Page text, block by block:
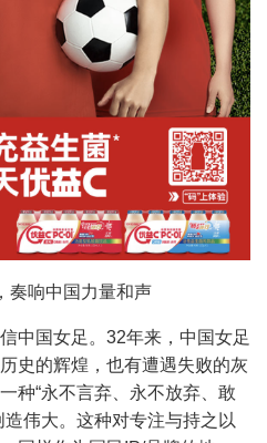
奏响中国力量和声
中国女足。32年来，中国女足
史的辉煌，也有遭遇失败的灰
种“永不言弃、永不放弃、敢
伟大。这种对专注与持之以